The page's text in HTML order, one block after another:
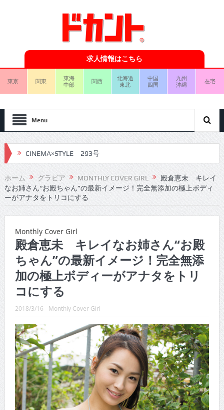
求人情報はこちら
東京 関東
東海
中部
関西
北海道
東北
中国
四国
九州
沖縄
在宅
Menu
CINEMA×STYLE 293号
CINEMA×STYLE 292号
CINEMA×STYLE 291号
CINEMA×STYLE 290号
CINEMA×STYLE 289号
CINEMA×STYLE 288号
CINEMA×STYLE 287号
CINEMA×STYLE 286号
CINEMA×STYLE 285号
CINEMA×STYLE 294号
ホーム グラビア MONTHLY COVER GIRL
殿倉恵未 キレイ
なお姉さん“お殿ちゃん”の最新イメージ！完全無添加の極上ボディ
ーがアナタをトリコにする
Monthly Cover Girl
殿倉恵未 キレイなお姉さん“お殿
ちゃん”の最新イメージ！完全無添
加の極上ボディーがアナタをトリ
コにする
2018/3/16 Monthly Cover Girl